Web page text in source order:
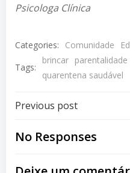
Psicologa Clínica
Categories: Comunidade
Tags:
brincar parentalidade
quarentena saudável
Post
navigation
Previous post
No Responses